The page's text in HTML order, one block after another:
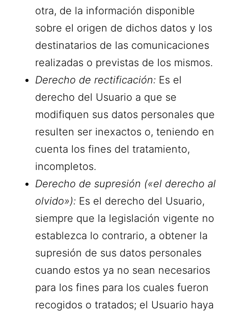
otra, de la información disponible
sobre el origen de dichos datos y los
destinatarios de las comunicaciones
realizadas o previstas de los mismos.
Derecho de rectificación: Es el
derecho del Usuario a que se
modifiquen sus datos personales que
resulten ser inexactos o, teniendo en
cuenta los fines del tratamiento,
incompletos.
Derecho de supresión («el derecho al
olvido»): Es el derecho del Usuario,
siempre que la legislación vigente no
establezca lo contrario, a obtener la
supresión de sus datos personales
cuando estos ya no sean necesarios
para los fines para los cuales fueron
recogidos o tratados; el Usuario haya